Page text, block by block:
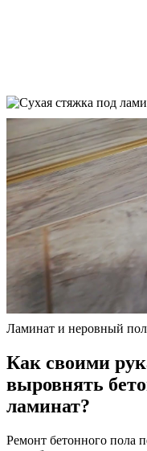
Ламинат и неровный пол
Как своими
выровнять
ламинат?
Ремонт бетонного пола